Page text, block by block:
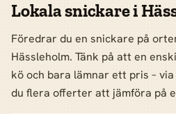
Lokala snickare i
Föredrar du en snickare på
Hässleholm. Tänk på att en
kö och bara lämnar ett pris –
du flera offerter att jämföra på